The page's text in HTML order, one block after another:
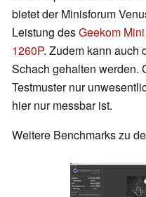
bietet der Minisforum
Leistung desGeekom
1260P. Zudem kann auch
Schach gehalten werden.
Testmuster nur
hier nur messbar ist.
Weitere Benchmarks zu